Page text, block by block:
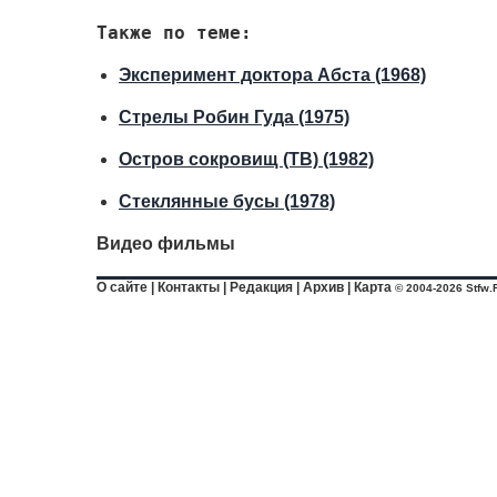
Также по теме:
Эксперимент доктора Абста (1968)
Стрелы Робин Гуда (1975)
Остров сокровищ (ТВ) (1982)
Стеклянные бусы (1978)
Видео фильмы
О сайте Контакты Редакция Архив Карта © 2004-2026